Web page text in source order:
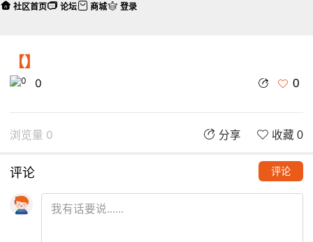
【】
0 0
浏览量 0 分享 收藏 0
评论 评论
社区首页 论坛 商城 登录